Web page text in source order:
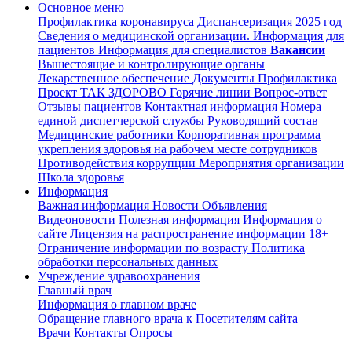
Основное меню
Профилактика коронавируса Диспансеризация 2025 год
Сведения о медицинской организации. Информация для
пациентов Информация для специалистов Вакансии
Вышестоящие и контролирующие органы
Лекарственное обеспечение Документы Профилактика
Проект ТАК ЗДОРОВО Горячие линии Вопрос-ответ
Отзывы пациентов Контактная информация Номера
единой диспетчерской службы Руководящий состав
Медицинские работники Корпоративная программа
укрепления здоровья на рабочем месте сотрудников
Противодействия коррупции Мероприятия организации
Школа здоровья
Информация
Важная информация Новости Объявления
Видеоновости Полезная информация Информация о
сайте Лицензия на распространение информации 18+
Ограничение информации по возрасту Политика
обработки персональных данных
Учреждение здравоохранения
Главный врач
Информация о главном враче
Обращение главного врача к Посетителям сайта
Врачи Контакты Опросы